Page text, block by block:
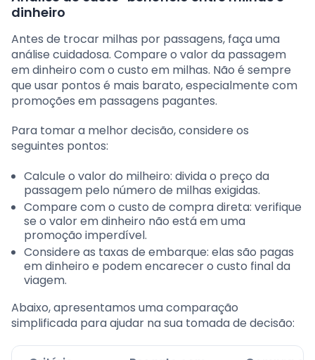
dinheiro
Antes de trocar milhas por passagens, faça uma
análise cuidadosa. Compare o valor da passagem
em dinheiro com o custo em milhas. Não é sempre
que usar pontos é mais barato, especialmente com
promoções em passagens pagantes.
Para tomar a melhor decisão, considere os
seguintes pontos:
Calcule o valor do milheiro: divida o preço da
passagem pelo número de milhas exigidas.
Compare com o custo de compra direta: verifique
se o valor em dinheiro não está em uma
promoção imperdível.
Considere as taxas de embarque: elas são pagas
em dinheiro e podem encarecer o custo final da
viagem.
Abaixo, apresentamos uma comparação
simplificada para ajudar na sua tomada de decisão: